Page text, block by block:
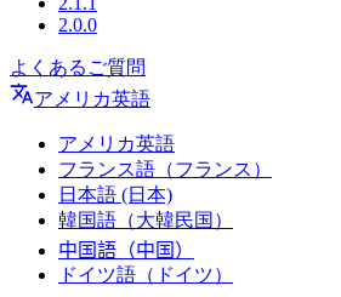
2.0.0
よくあるご質問
アメリカ英語
アメリカ英語
フランス語（フランス）
日本語 (日本)
韓国語（大韓民国）
中国語（中国）
ドイツ語（ドイツ）